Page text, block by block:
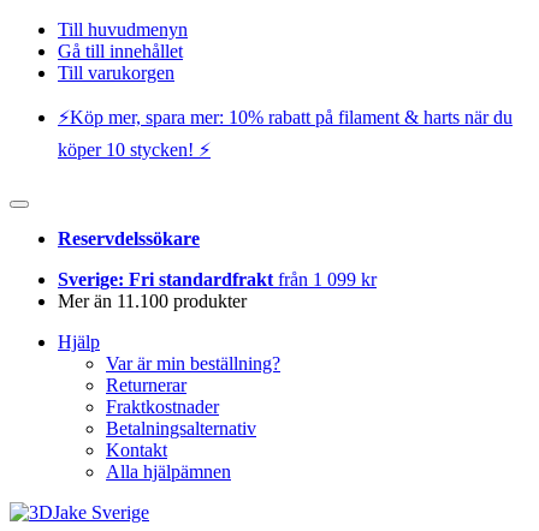
Till huvudmenyn
Gå till innehållet
Till varukorgen
⚡️Köp mer, spara mer: 10% rabatt på filament & harts när du
köper 10 stycken! ⚡️
Reservdelssökare
Sverige: Fri standardfrakt från 1 099 kr
Mer än 11.100 produkter
Hjälp
Var är min beställning?
Returnerar
Fraktkostnader
Betalningsalternativ
Kontakt
Alla hjälpämnen